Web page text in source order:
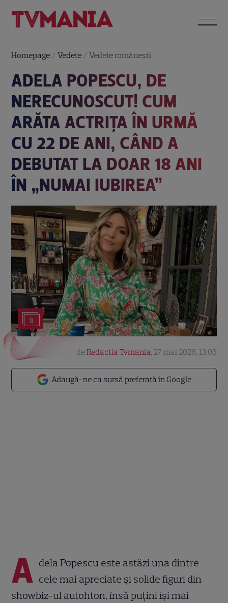
Homepage /Vedete /Vedete româneşti
ADELA POPESCU, DE
NERECUNOSCUT! CUM
ARĂTA ACTRIȚA ÎN URMĂ
CU 22 DE ANI, CÂND A
DEBUTAT LA DOAR 18 ANI
ÎN „NUMAI IUBIREA”
9
Adaugă-ne ca sursă preferată în Google
deRedactia Tvmania, 27 mai 2026, 13:05
A dela Popescu este astăzi una dintre
cele mai apreciate și solide figuri din
showbiz-ul autohton, însă puțini își mai